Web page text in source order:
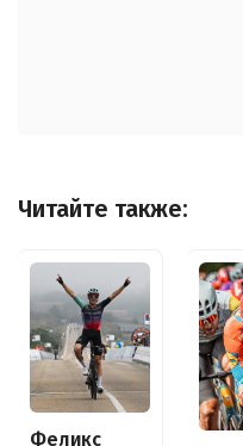
Читайте также:
Феликс